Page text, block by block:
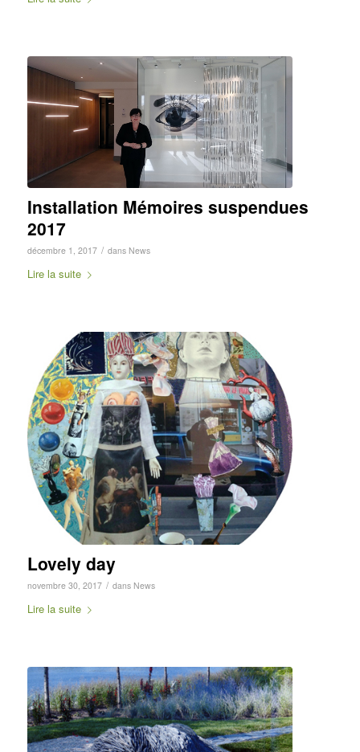
Installation Mémoires suspendues
2017
décembre 1, 2017 / dans News
Lire la suite
Lovely day
novembre 30, 2017 / dans News
Lire la suite